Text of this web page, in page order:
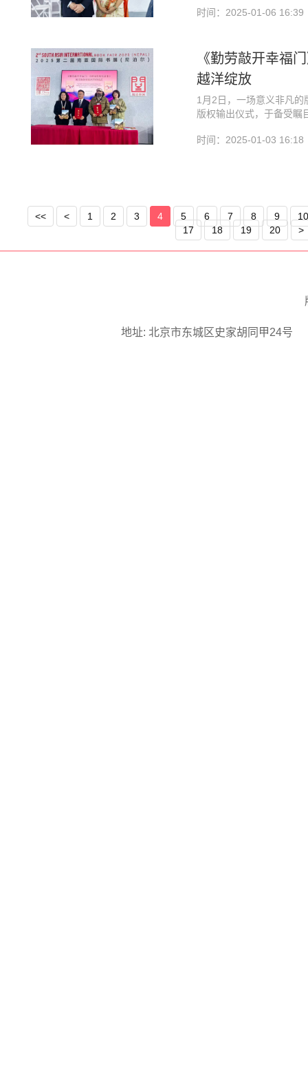
新时代民族工作与妇联工
交流为双方未来的合作奠
关重要纪念活动中大放异
声前往书展，肩负重任，
力。
时间：2025-01-06 16:39
《勤劳敲开幸福
越洋绽放
1月2日，一场意义非凡
版权输出仪式，于备受瞩
这一具有里程碑意义的时
征程中的关键一步，这是
时间：2025-01-03 16:18
<< < 1 2 3 4 5 6 7 8 9
10
17
18 19 20 >
地址: 北京市东城区史家胡同甲24